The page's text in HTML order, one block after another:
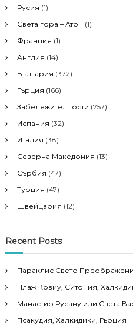
i
g
a
t
i
o
n
Русия (1)
Света гора – Атон (1)
Франция (1)
Англия (14)
България (372)
Гърция (166)
Забележителности (757)
Испания (32)
Италия (38)
Северна Македония (13)
Сърбия (47)
Турция (47)
Швейцария (12)
Recent Posts
Параклис Свето
Плаж Ковиу, Ситония,
Манастир Русану или Света
Псакудия, Халкидики, Гърция